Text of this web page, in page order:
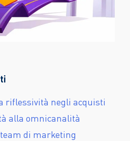
riflessività negli acquisti
alla omnicanalità
di marketing